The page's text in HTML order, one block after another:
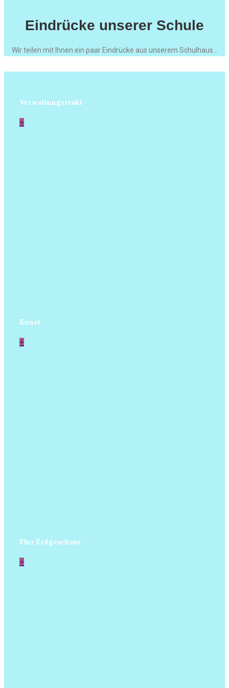
Eindrücke unserer Schule
Wir teilen mit Ihnen ein paar Eindrücke aus unserem Schulhaus...
Verwaltungstrakt
+
Kunst
+
Flur Erdgeschoss
+